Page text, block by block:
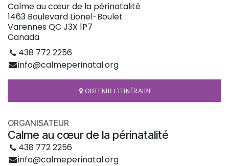
Calme au cœur de la périnatalité
1463 Boulevard Lionel-Boulet
Varennes QC J3X 1P7
Canada
438 772 2256
info@calmeperinatal.org
OBTENIR L'ITINÉRAIRE
ORGANISATEUR
Calme au cœur de la périnatalité
438 772 2256
info@calmeperinatal.org